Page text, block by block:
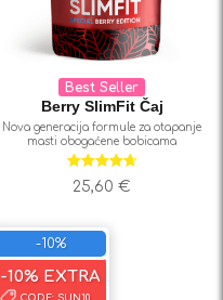
Best Seller
Berry SlimFit Čaj
Nova generacija formule za otapanje
masti obogaćene bobicama
Ocjenjeno
4.76od 5
25,60 €
-10%
-10% EXTRA
CODE: SUN10